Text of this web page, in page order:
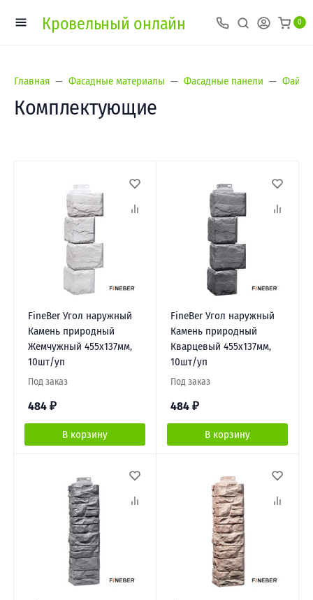
Кровельный онлайн 0
Главная Фасадные материалы Фасадные панели
Комплектующие
FineBer Угол наружный
Камень природный
Жемчужный 455х137мм,
10шт/уп
Под заказ
484 ₽
В корзину
FineBer Угол наружный
Камень природный
Кварцевый 455х137мм,
10шт/уп
Под заказ
484 ₽
В корзину